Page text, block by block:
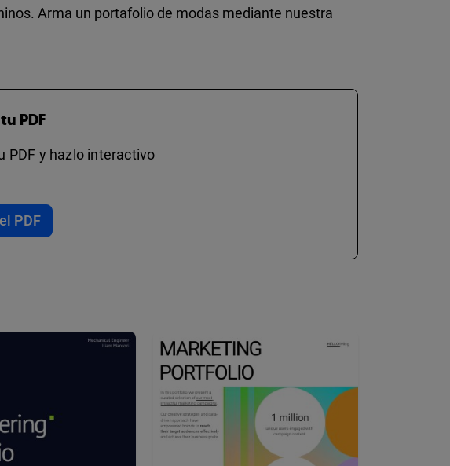
Arma un portafolio de modas mediante nuestra
PDF
PDF y hazlo interactivo
PDF